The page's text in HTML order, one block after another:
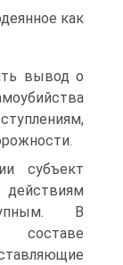
как
вывод о
субъект
В